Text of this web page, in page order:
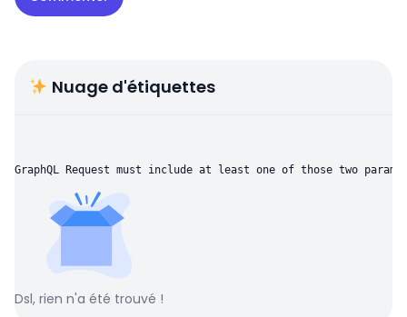
Nuage d'étiquettes
GraphQL Request must include at least one of those two
Dsl, rien n'a été trouvé !